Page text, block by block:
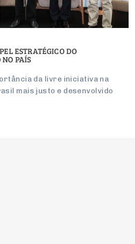
ESTRATÉGICO DO
PAÍS
da livre iniciativa na
mais justo e desenvolvido